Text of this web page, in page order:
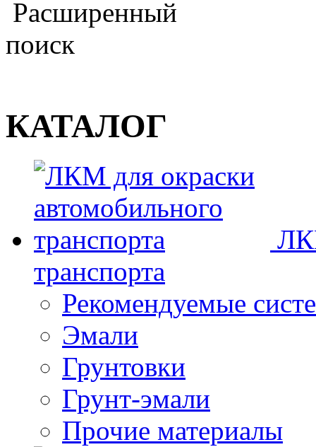
Расширенный
поиск
КАТАЛОГ
транспорта
Рекомендуемые
Эмали
Грунтовки
Грунт-эмали
Прочие материалы